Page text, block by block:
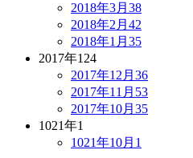
2018年3月 38
2018年2月 42
2018年1月 35
2017年124
2017年12月 36
2017年11月 53
2017年10月 35
1021年1
1021年10月 1